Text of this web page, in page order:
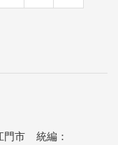
門市 統編：